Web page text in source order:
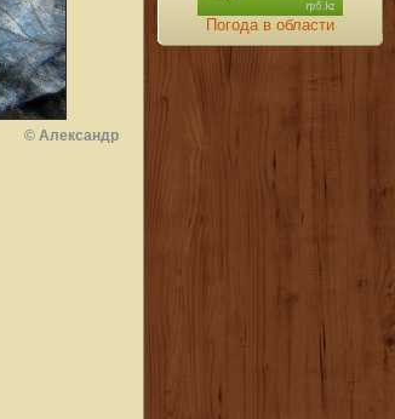
Погода в области
© Александр